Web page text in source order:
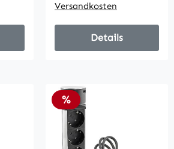
Versandkosten
Details
Rabatt
%